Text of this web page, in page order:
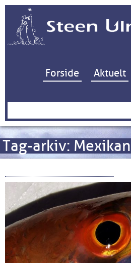
Forside Aktuelt
Søg
Tag-arkiv: